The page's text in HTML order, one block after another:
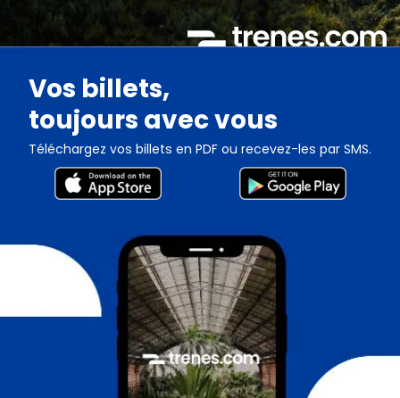
Vos billets,
toujours avec vous
Téléchargez vos billets en PDF ou recevez-les par SMS.